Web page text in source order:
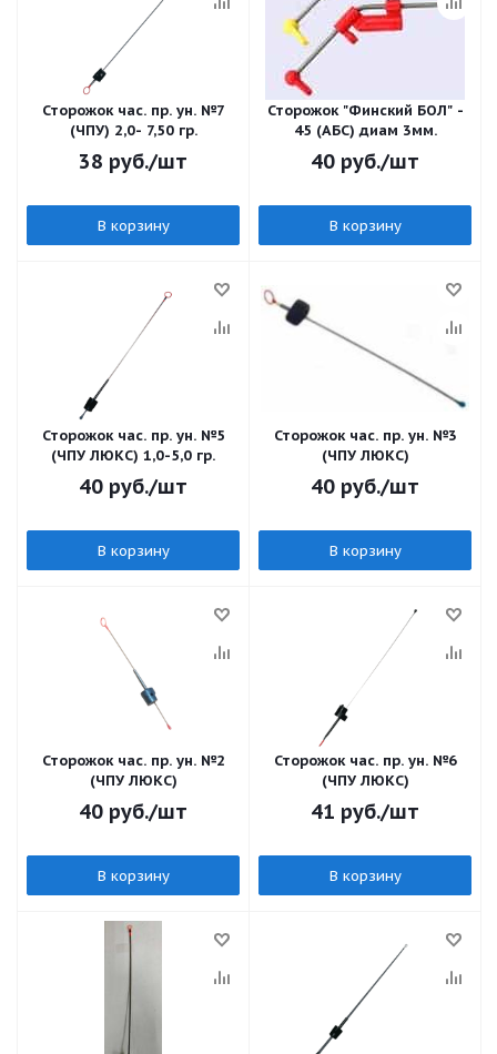
Сторожок час. пр. ун. №7
(ЧПУ) 2,0- 7,50 гр.
38 руб./шт
В корзину
Сторожок "Финский БОЛ" -
45 (АБС) диам 3мм.
40 руб./шт
В корзину
Сторожок час. пр. ун. №5
(ЧПУ ЛЮКС) 1,0-5,0 гр.
40 руб./шт
В корзину
Сторожок час. пр. ун. №3
(ЧПУ ЛЮКС)
40 руб./шт
В корзину
Сторожок час. пр. ун. №2
(ЧПУ ЛЮКС)
40 руб./шт
В корзину
Сторожок час. пр. ун. №6
(ЧПУ ЛЮКС)
41 руб./шт
В корзину